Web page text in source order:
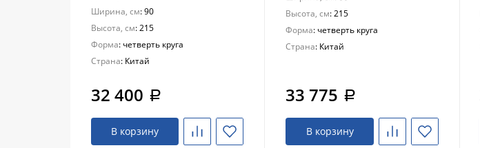
Ширина, см: 90
Высота, см: 215
Форма: четверть круга
Страна: Китай
32 400 a
В корзину
Высота, см: 215
Форма: четверть круга
Страна: Китай
33 775 a
В корзину